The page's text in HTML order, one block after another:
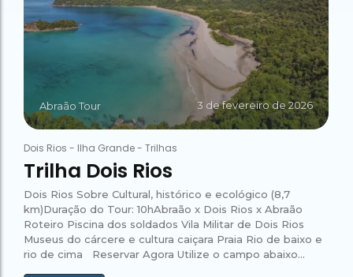
Abraão Tour 3 de fevereiro de 2026
Dois Rios - Ilha Grande- Trilhas
Trilha Dois Rios
Dois Rios Sobre Cultural, histórico e ecológico (8,7
km)Duração do Tour: 10hAbraão x Dois Rios x Abraão
Roteiro Piscina dos soldados Vila Militar de Dois Rios
Museus do cárcere e cultura caiçara Praia Rio de baixo e
rio de cima Reservar Agora Utilize o campo abaixo...